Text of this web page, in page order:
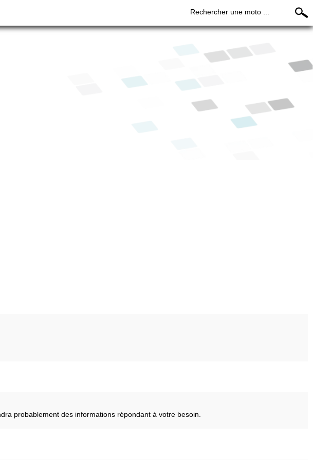
Rechercher une moto ...
probablement des informations répondant à votre besoin.